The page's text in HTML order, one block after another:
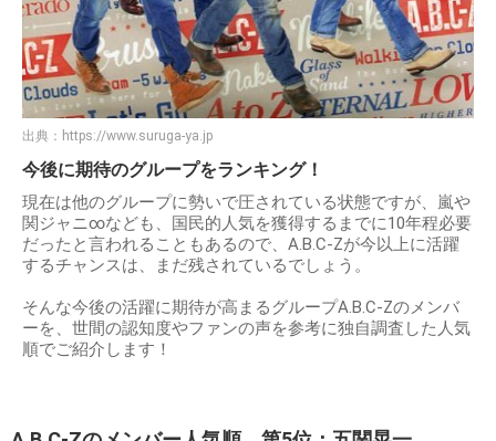
出典： https://www.suruga-ya.jp
今後に期待のグループをランキング！
現在は他のグループに勢いで圧されている状態ですが、嵐や
関ジャニ∞なども、国民的人気を獲得するまでに10年程必要
だったと言われることもあるので、A.B.C-Zが今以上に活躍
するチャンスは、まだ残されているでしょう。
そんな今後の活躍に期待が高まるグループA.B.C-Zのメンバ
ーを、世間の認知度やファンの声を参考に独自調査した人気
順でご紹介します！